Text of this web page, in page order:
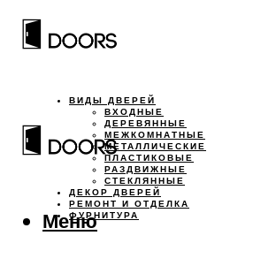
ВИДЫ ДВЕРЕЙ
ВХОДНЫЕ
ДЕРЕВЯННЫЕ
МЕЖКОМНАТНЫЕ
МЕТАЛЛИЧЕСКИЕ
ПЛАСТИКОВЫЕ
РАЗДВИЖНЫЕ
СТЕКЛЯННЫЕ
ДЕКОР ДВЕРЕЙ
РЕМОНТ И ОТДЕЛКА
ФУРНИТУРА
Меню